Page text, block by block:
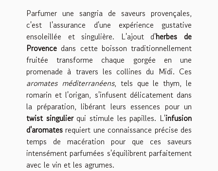
Parfumer une sangria de saveurs provençales,
c'est l'assurance d'une expérience gustative
ensoleillée et singulière. L'ajout d'herbes de
Provence dans cette boisson traditionnellement
fruitée transforme chaque gorgée en une
promenade à travers les collines du Midi. Ces
aromates méditerranéens, tels que le thym, le
romarin et l'origan, s'infusent délicatement dans
la préparation, libérant leurs essences pour un
twist singulierqui stimule les papilles. L'infusion
d'aromates requiert une connaissance précise des
temps de macération pour que ces saveurs
intensément parfumées s'équilibrent parfaitement
avec le vin et les agrumes.